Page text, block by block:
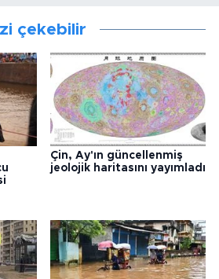
çekebilir
Çin, Ay'ın güncellenmiş
jeolojik haritasını yayımladı